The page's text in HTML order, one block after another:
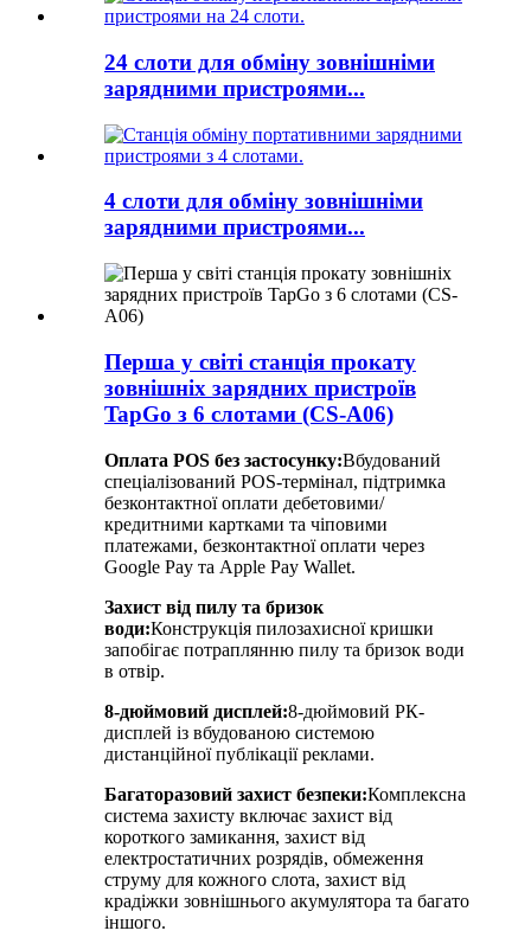
24 слоти для обміну зовнішніми
зарядними пристроями...
4 слоти для обміну зовнішніми
зарядними пристроями...
Перша у світі станція прокату
зовнішніх зарядних пристроїв
TapGo з 6 слотами (CS-A06)
Оплата POS без застосунку:Вбудований
спеціалізований POS-термінал, підтримка
безконтактної оплати дебетовими/
кредитними картками та чіповими
платежами, безконтактної оплати через
Google Pay та Apple Pay Wallet.
Захист від пилу та бризок
води:Конструкція пилозахисної кришки
запобігає потраплянню пилу та бризок води
в отвір.
8-дюймовий дисплей:8-дюймовий РК-
дисплей із вбудованою системою
дистанційної публікації реклами.
Багаторазовий захист безпеки:Комплексна
система захисту включає захист від
короткого замикання, захист від
електростатичних розрядів, обмеження
струму для кожного слота, захист від
крадіжки зовнішнього акумулятора та багато
іншого.